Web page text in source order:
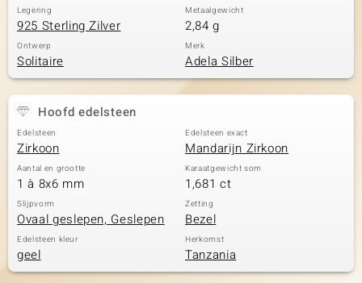
Legering
925 Sterling Zilver
Metaalgewicht
2,84 g
Ontwerp
Solitaire
Merk
Adela Silber
Hoofd edelsteen
Edelsteen
Zirkoon
Edelsteen exact
Mandarijn Zirkoon
Aantal en grootte
1 à 8x6 mm
Karaatgewicht som
1,681 ct
Slijpvorm
Ovaal geslepen, Geslepen
Zetting
Bezel
Edelsteen kleur
geel
Herkomst
Tanzania